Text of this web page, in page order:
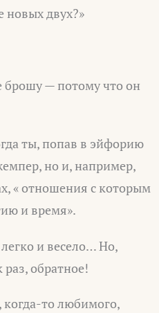
новых двух?»
брошу — потому что он
ты, попав в эйфорию
но и, например,
« отношения с которым
и время».
и весело… Но,
обратное!
когда-то любимого,